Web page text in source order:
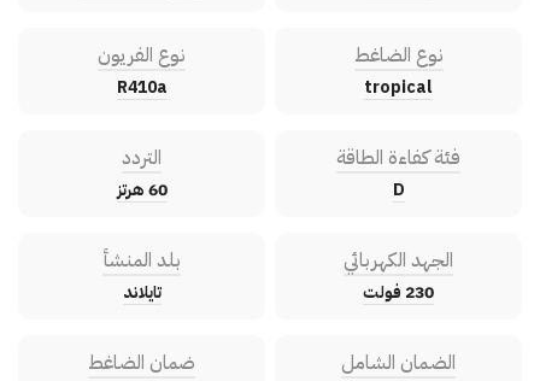
نوع الضاغط
tropical
نوع الفريون
R410a
فئة كفاءة الطاقة
D
التردد
60 هرتز
الجهد الكهربائي
230 فولت
بلد المنشأ
تايلاند
الضمان الشامل ضمان الضاغط